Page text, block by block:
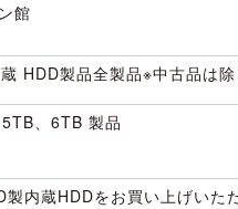
館
HDD製品全製品※中古品は除
、6TB 製品
内蔵HDDをお買い上げいた